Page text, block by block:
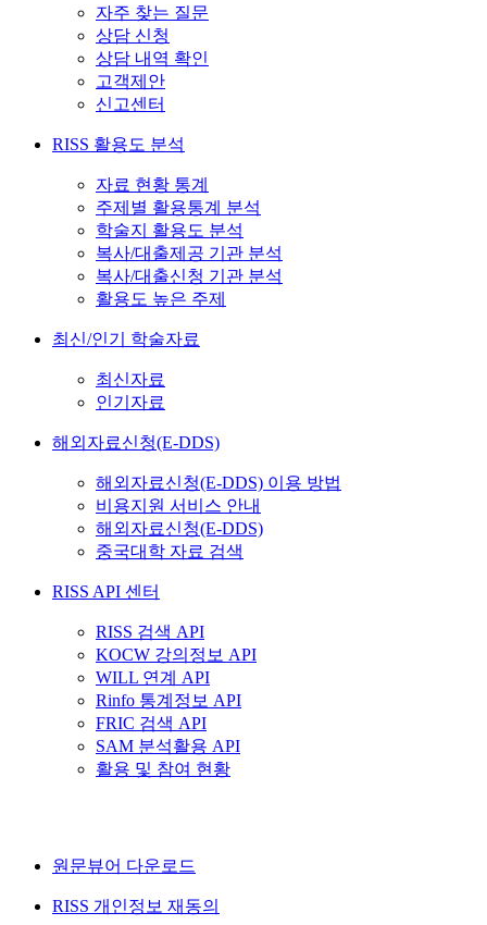
자주 찾는 질문
상담 신청
상담 내역 확인
고객제안
신고센터
RISS 활용도 분석
자료 현황 통계
주제별 활용통계 분석
학술지 활용도 분석
복사/대출제공 기관 분석
복사/대출신청 기관 분석
활용도 높은 주제
최신/인기 학술자료
최신자료
인기자료
해외자료신청(E-DDS)
해외자료신청(E-DDS) 이용 방법
비용지원 서비스 안내
해외자료신청(E-DDS)
중국대학 자료 검색
RISS API 센터
RISS 검색 API
KOCW 강의정보 API
WILL 연계 API
Rinfo 통계정보 API
FRIC 검색 API
SAM 분석활용 API
활용 및 참여 현황
원문뷰어 다운로드
RISS 개인정보 재동의